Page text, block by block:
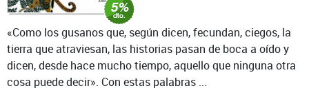
«Como los gusanos que, según dicen, fecundan, ciegos, la
tierra que atraviesan, las historias pasan de boca a oído y
dicen, desde hace mucho tiempo, aquello que ninguna otra
cosa puede decir». Con estas palabras ...